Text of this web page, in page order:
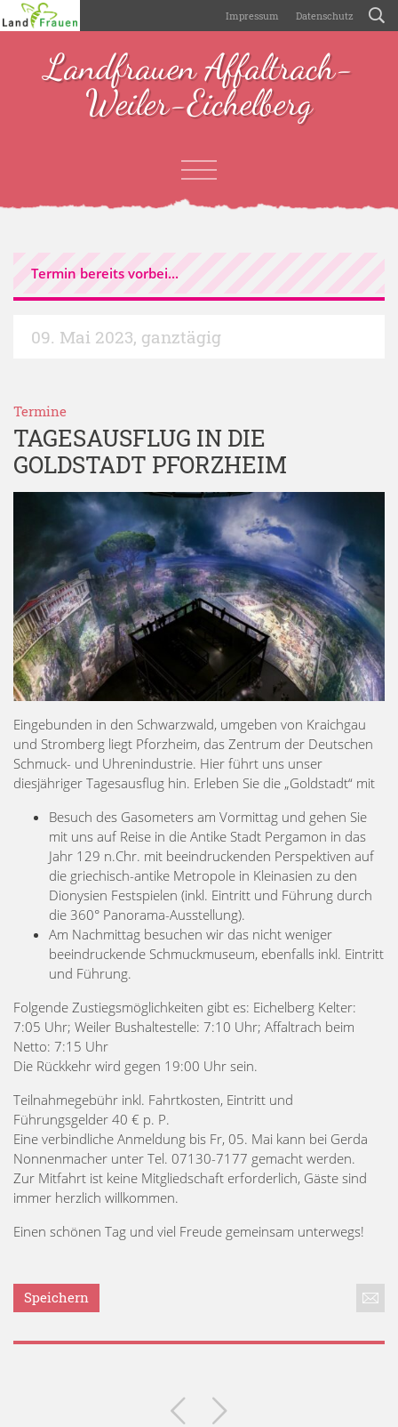
Impressum Datenschutz
Landfrauen Affaltrach-
Weiler-Eichelberg
Termin bereits vorbei...
09. Mai 2023, ganztägig
Termine
TAGESAUSFLUG IN DIE
GOLDSTADT PFORZHEIM
Eingebunden in den Schwarzwald, umgeben von Kraichgau
und Stromberg liegt Pforzheim, das Zentrum der Deutschen
Schmuck- und Uhrenindustrie. Hier führt uns unser
diesjähriger Tagesausflug hin. Erleben Sie die „Goldstadt“ mit
Besuch des Gasometers am Vormittag und gehen Sie
mit uns auf Reise in die Antike Stadt Pergamon in das
Jahr 129 n.Chr. mit beeindruckenden Perspektiven auf
die griechisch-antike Metropole in Kleinasien zu den
Dionysien Festspielen (inkl. Eintritt und Führung durch
die 360° Panorama-Ausstellung).
Am Nachmittag besuchen wir das nicht weniger
beeindruckende Schmuckmuseum, ebenfalls inkl. Eintritt
und Führung.
Folgende Zustiegsmöglichkeiten gibt es: Eichelberg Kelter:
7:05 Uhr; Weiler Bushaltestelle: 7:10 Uhr; Affaltrach beim
Netto: 7:15 Uhr
Die Rückkehr wird gegen 19:00 Uhr sein.
Teilnahmegebühr inkl. Fahrtkosten, Eintritt und
Führungsgelder 40 € p. P.
Eine verbindliche Anmeldung bis Fr, 05. Mai kann bei Gerda
Nonnenmacher unter Tel. 07130-7177 gemacht werden.
Zur Mitfahrt ist keine Mitgliedschaft erforderlich, Gäste sind
immer herzlich willkommen.
Einen schönen Tag und viel Freude gemeinsam unterwegs!
Speichern